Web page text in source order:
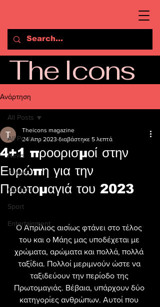
The Icons
Ανάρτηση
All Posts
News
Travel
Opinion
Sport
Entertainment
All Posts
4+1 προορισμοί στην
Ευρώπη για την
Πρωτομαγιά του 2023
Theicons magazine
24 Απρ 2023 διαβάστηκε 5 λεπτά
Ο Απρίλιος αισίως φτάνει στο τέλος
του και ο Μάης μας υποδέχεται με
χρώματα, αρώματα και πολλά, πολλά
ταξίδια. Πολλοί μεριμνούν ώστε να
ταξιδεύουν την περίοδο της
Πρωτομαγιάς. Βέβαια, υπάρχουν δύο
κατηγορίες ανθρώπων. Αυτοί που